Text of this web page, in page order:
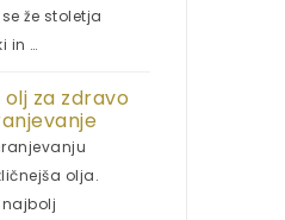
že stoletja
in …
za zdravo
olja.